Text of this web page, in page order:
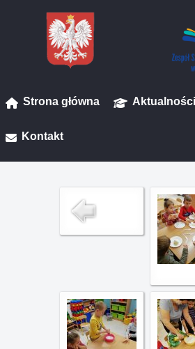
Strona główna Aktualności
Kontakt